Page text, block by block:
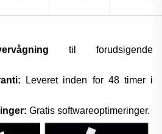
til forudsigende
Leveret inden for 48 timer i
Gratis softwareoptimeringer.